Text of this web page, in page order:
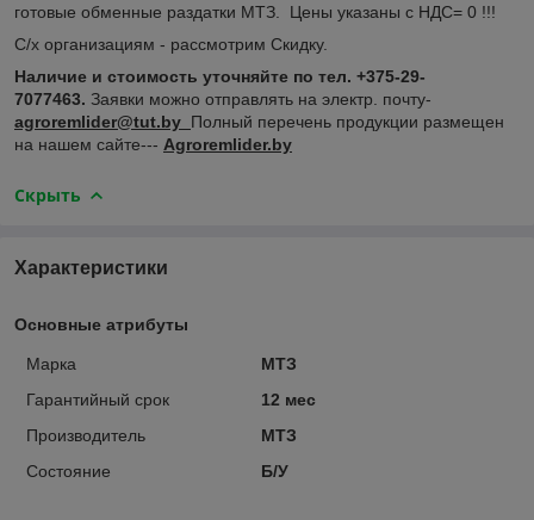
готовые обменные раздатки МТЗ. Цены указаны с НДС= 0 !!!
С/х организациям - рассмотрим Скидку.
Наличие и стоимость уточняйте по тел. +375-29-
7077463. Заявки можно отправлять на электр. почту-
аgroremlider@tut.by Полный перечень продукции размещен
на нашем сайте--- Agroremlider.by
Скрыть
Характеристики
Основные атрибуты
Марка
МТЗ
Гарантийный срок
12 мес
Производитель
МТЗ
Состояние
Б/У